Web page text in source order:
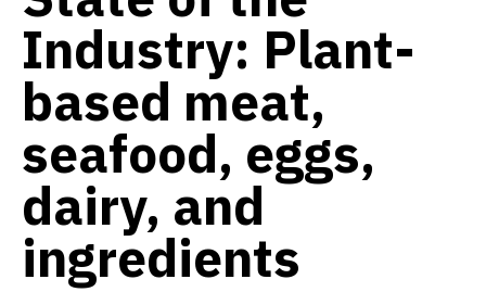
Industry: Plant-
based meat,
seafood, eggs,
dairy, and
ingredients